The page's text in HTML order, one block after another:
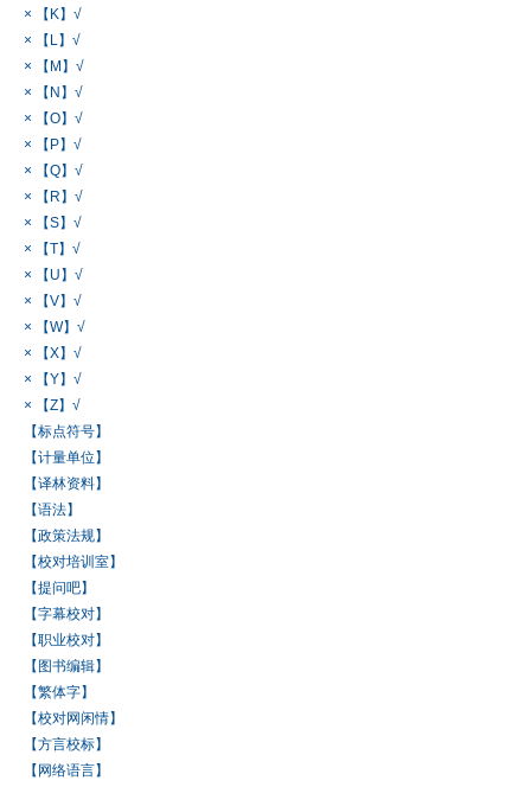
× 【K】√
× 【L】√
× 【M】√
× 【N】√
× 【O】√
× 【P】√
× 【Q】√
× 【R】√
× 【S】√
× 【T】√
× 【U】√
× 【V】√
× 【W】√
× 【X】√
× 【Y】√
× 【Z】√
【标点符号】
【计量单位】
【译林资料】
【语法】
【政策法规】
【校对培训室】
【提问吧】
【字幕校对】
【职业校对】
【图书编辑】
【繁体字】
【校对网闲情】
【方言校标】
【网络语言】